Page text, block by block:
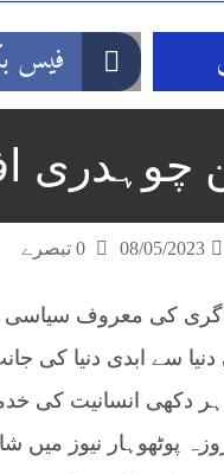
کا شناختی کارڈ
کیپٹن(ر) ندیم ناصر کا
لینڈ سلائیڈنگ اور کوٹلی
طارق مکمل فوجی
فیس
چوہدری
08/05/2023
کی معروف سیاسی
سے ابدی دنیا کی
ہر دکھی انسانیت کی
پوٹھوہار نیوز میں